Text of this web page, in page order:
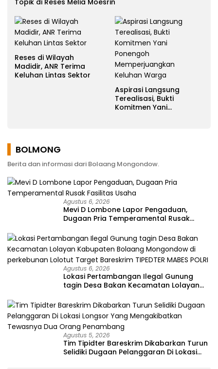
Reses di Wilayah
Madidir, ANR Terima
Keluhan Lintas Sektor
Aspirasi Langsung
Terealisasi, Bukti
Komitmen Yani
BOLMONG
Berita dan informasi dari Bolaang Mongondow.
Agustus 6, 2026
Mevi D Lombone Lapor Pengaduan,
Dugaan Pria Temperamental Rusak
Agustus 6, 2026
Lokasi Pertambangan Ilegal Gunung
tagin Desa Bakan Kecamatan Lolayan
perkebunan Lolotut Target Bareskrim
TIPEDTER MABES POLRI
Agustus 5, 2026
Tim Tipidter Bareskrim Dikabarkan Turun
Selidiki Dugaan Pelanggaran Di Lokasi